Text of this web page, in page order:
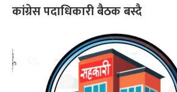
कांग्रेस पदाधिकारी बैठक बस्दै